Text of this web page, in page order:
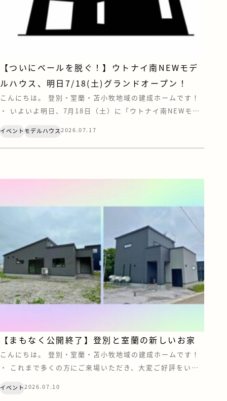
【ついにベールを脱ぐ！】ウトナイ南NEWモデ
ルハウス、明日7/18(土)グランドオープン！
こんにちは。 登別・室蘭・苫小牧地域の建成ホームです！
・ いよいよ明日、7月18日（土）に「ウトナイ南NEWモデ
今回のテーマは、「おしゃれ」と「心地よさ」、そして“と
介します&#x […]
イベント モデルハウス2026.07.17
【まもなく公開終了】登別と室蘭の新しいお家
こんにちは。 登別・室蘭・苫小牧地域の建成ホームです！
・ これまで多くの方にご来場いただき、大変ご好評をいた
イベント2026.07.10